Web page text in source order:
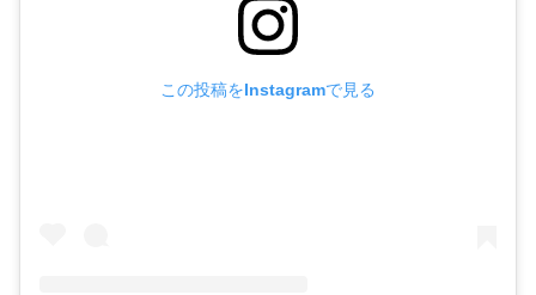
この投稿をInstagramで見る